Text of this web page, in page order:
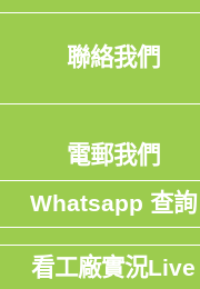
聯絡我們
電郵我們
Whatsapp 查詢
看工廠實況Live